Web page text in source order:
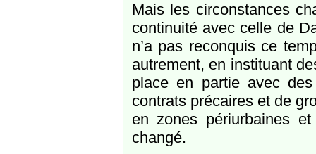
Mais les circonstances
continuité avec celle de
n’a pas reconquis ce
autrement, en instituant
place en partie avec
contrats précaires et de
en zones périurbaines
changé.